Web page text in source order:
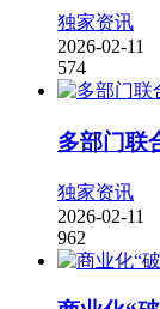
独家资讯
2026-02-11
574
多部门联
独家资讯
2026-02-11
962